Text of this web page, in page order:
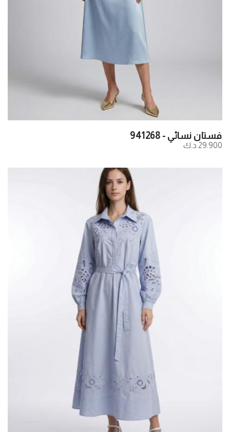
فستان نسائي - 941268
29.900 د.ك